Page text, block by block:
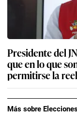
Presidente del
que en lo que
permitirse la
Más sobre